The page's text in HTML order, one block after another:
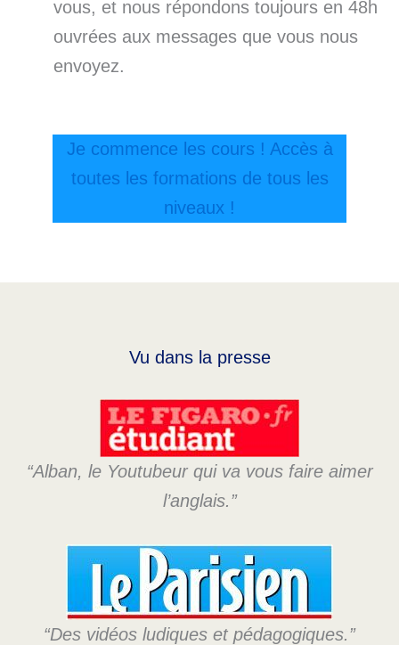
vous, et nous répondons toujours en 48h
ouvrées aux messages que vous nous
envoyez.
Je commence les cours ! Accès à
toutes les formations de tous les
niveaux !
Vu dans la presse
“Alban, le Youtubeur qui va vous faire aimer
l’anglais.”
“Des vidéos ludiques et pédagogiques.”